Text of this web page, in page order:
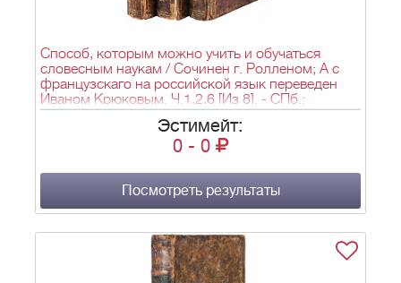
Способ, которым можно учить и обучаться
словесным наукам / Сочинен г. Ролленом; А с
французскаго на российской язык переведен
Иваном Крюковым. Ч.1,2,6 [Из 8]. - СПб.:
Императорская академия наук, 1789.
Эстимейт:
0 - 0
Посмотреть результаты